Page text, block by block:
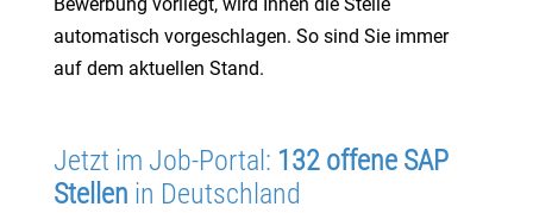
automatisch vorgeschlagen. So sind Sie immer
auf dem aktuellen Stand.
Jetzt im Job-Portal: 132 offene SAP
Stellen in Deutschland